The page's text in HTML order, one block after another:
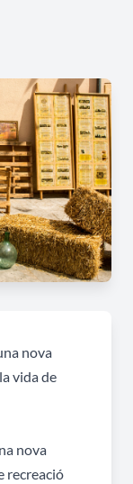
nova
vida de
nova
recreació